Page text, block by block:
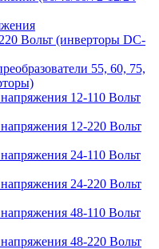
Вольт (инверторы DC-
55, 60, 75,
12-110 Вольт
12-220 Вольт
24-110 Вольт
24-220 Вольт
48-110 Вольт
48-220 Вольт